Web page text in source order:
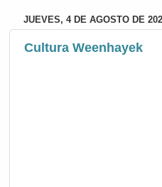
JUEVES, 4 DE AGOSTO DE
Cultura Weenhayek